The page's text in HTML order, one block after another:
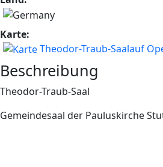
Karte:
Theodor-Traub-Saalauf
Beschreibung
Theodor-Traub-Saal
Gemeindesaal der Pauluskirche